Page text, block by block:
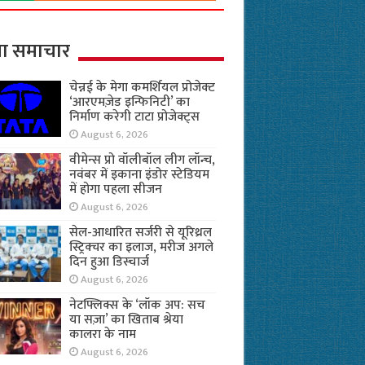
समाचार
चेन्नई के मेगा कमर्शियल प्रोजेक्ट
‘आरएमज़ेड इन्फिनिटी’ का
निर्माण करेगी टाटा प्रोजेक्ट्स
August 6, 2026
वीमेन्स प्रो वॉलीबॉल लीग लॉन्च,
नवंबर में इकाना इंडोर स्टेडियम
में होगा पहला सीजन
August 6, 2026
सेल-आधारित सर्जरी से यूरिथ्रल
स्ट्रिक्चर का इलाज, मरीज अगले
दिन हुआ डिस्चार्ज
August 6, 2026
नेटफ्लिक्स के ‘लॉक अप: सच
या सज़ा’ का खिताब श्रेया
कालरा के नाम
August 6, 2026